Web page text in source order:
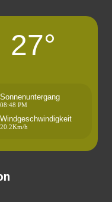
27°
Sonnenuntergang
08:48 PM
Windgeschwindigkeit
20.2Km/h